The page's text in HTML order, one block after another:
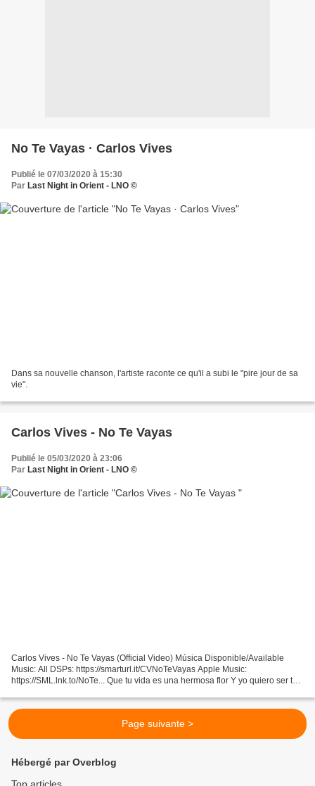
No Te Vayas · Carlos Vives
Publié le 07/03/2020 à 15:30
Par Last Night in Orient - LNO ©
Dans sa nouvelle chanson, l'artiste raconte ce qu'il a subi le "pire jour de sa
vie".
Carlos Vives - No Te Vayas
Publié le 05/03/2020 à 23:06
Par Last Night in Orient - LNO ©
Carlos Vives - No Te Vayas (Official Video) Música Disponible/Available
Music: All DSPs: https://smarturl.it/CVNoTeVayas Apple Music:
https://SML.lnk.to/NoTe... Que tu vida es una hermosa flor Y yo quiero ser tu
Page suivante >
Hébergé par Overblog